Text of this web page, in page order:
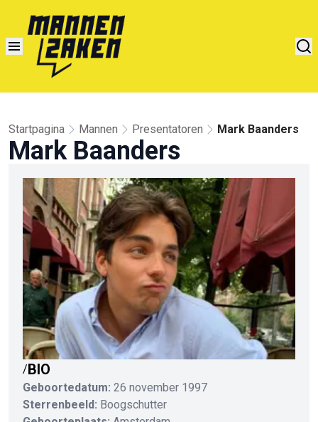
Startpagina Mannen Presentatoren Mark Baanders
Mark Baanders
/BIO
Geboortedatum: 26 november 1997
Sterrenbeeld: Boogschutter